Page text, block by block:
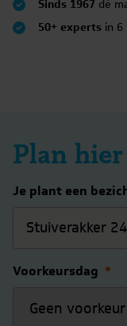
Sinds 1967 dé
50+ experts in 6
Plan
Je plant een
Voorkeursdag *